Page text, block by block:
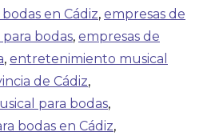
en Cádiz, empresas de
bodas, empresas de
, entretenimiento musical
de Cádiz,
para bodas,
bodas en Cádiz,